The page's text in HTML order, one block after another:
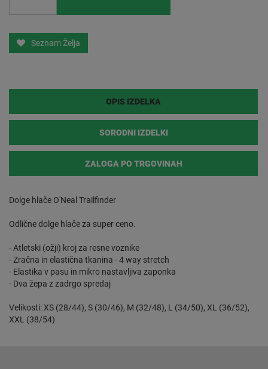
Seznam Želja
OPIS IZDELKA
SORODNI IZDELKI
ZALOGA PO TRGOVINAH
Dolge hlače O'Neal Trailfinder
Odlične dolge hlače za super ceno.
- Atletski (ožji) kroj za resne voznike
- Zračna in elastična tkanina - 4 way stretch
- Elastika v pasu in mikro nastavljiva zaponka
- Dva žepa z zadrgo spredaj
Velikosti: XS (28/44), S (30/46), M (32/48), L (34/50), XL (36/52),
XXL (38/54)